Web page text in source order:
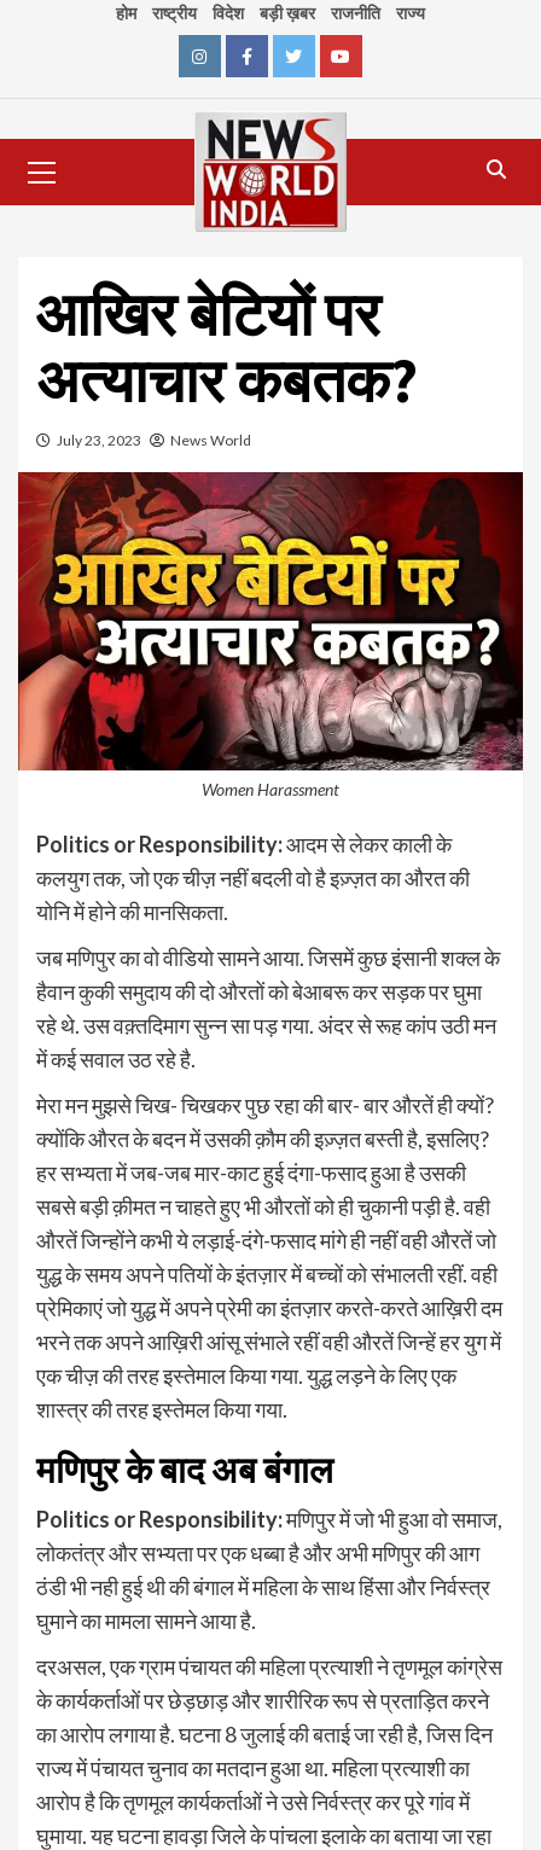
होम राष्ट्रीय विदेश बड़ी ख़बर राजनीति राज्य
InstagramFacebookTwitterYoutube
Menu
आखिर बेटियों पर
अत्याचार कबतक?
July 23, 2023 News World
Women Harassment
Politics or Responsibility:आदम से लेकर काली के
कलयुग तक, जो एक चीज़ नहीं बदली वो है इज़्ज़त का औरत की
योनि में होने की मानसिकता.
जब मणिपुर का वो वीडियो सामने आया. जिसमें कुछ इंसानी शक्ल के
हैवान कुकी समुदाय की दो औरतों को बेआबरू कर सड़क पर घुमा
रहे थे. उस वक़्तदिमाग सुन्न सा पड़ गया. अंदर से रूह कांप उठी मन
में कई सवाल उठ रहे है.
मेरा मन मुझसे चिख- चिखकर पुछ रहा की बार- बार औरतें ही क्यों?
क्योंकि औरत के बदन में उसकी क़ौम की इज़्ज़त बस्ती है, इसलिए?
हर सभ्यता में जब-जब मार-काट हुई दंगा-फसाद हुआ है उसकी
सबसे बड़ी क़ीमत न चाहते हुए भी औरतों को ही चुकानी पड़ी है. वही
औरतें जिन्होंने कभी ये लड़ाई-दंगे-फसाद मांगे ही नहीं वही औरतें जो
युद्ध के समय अपने पतियों के इंतज़ार में बच्चों को संभालती रहीं. वही
प्रेमिकाएं जो युद्ध में अपने प्रेमी का इंतज़ार करते-करते आख़िरी दम
भरने तक अपने आख़िरी आंसू संभाले रहीं वही औरतें जिन्हें हर युग में
एक चीज़ की तरह इस्तेमाल किया गया. युद्ध लड़ने के लिए एक
शास्त्र की तरह इस्तेमल किया गया.
मणिपुर के बाद अब बंगाल
Politics or Responsibility:मणिपुर में जो भी हुआ वो समाज,
लोकतंत्र और सभ्यता पर एक धब्बा है और अभी मणिपुर की आग
ठंडी भी नही हुई थी की बंगाल में महिला के साथ हिंसा और निर्वस्त्र
घुमाने का मामला सामने आया है.
दरअसल, एक ग्राम पंचायत की महिला प्रत्याशी ने तृणमूल कांग्रेस
के कार्यकर्ताओं पर छेड़छाड़ और शारीरिक रूप से प्रताड़ित करने
का आरोप लगाया है. घटना 8 जुलाई की बताई जा रही है, जिस दिन
राज्य में पंचायत चुनाव का मतदान हुआ था. महिला प्रत्याशी का
आरोप है कि तृणमूल कार्यकर्ताओं ने उसे निर्वस्त्र कर पूरे गांव में
घुमाया. यह घटना हावड़ा जिले के पांचला इलाके का बताया जा रहा